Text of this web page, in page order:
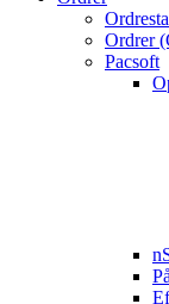
Ordrer
Pacsoft